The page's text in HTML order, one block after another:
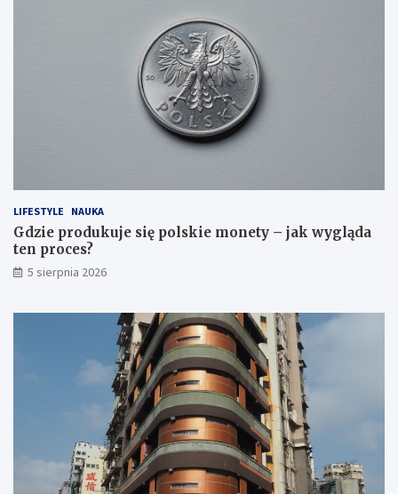
LIFESTYLE NAUKA
Gdzie produkuje się polskie monety – jak wygląda
ten proces?
5 sierpnia 2026